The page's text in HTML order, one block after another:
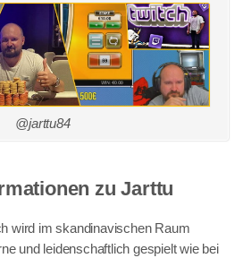
@jarttu84
zu Jarttu
wird im skandinavischen Raum
und leidenschaftlich gespielt wie bei